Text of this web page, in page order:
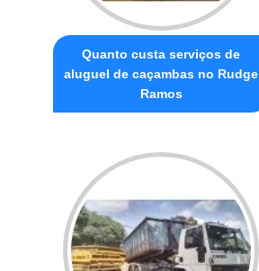
Quanto custa serviços de
aluguel de caçambas no Rudge
Ramos